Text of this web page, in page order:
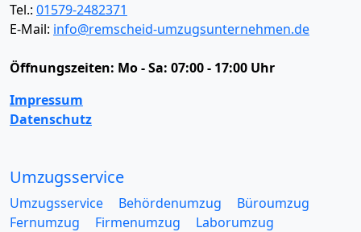
Tel.: 01579-2482371
E-Mail: info@remscheid-umzugsunternehmen.de
Öffnungszeiten: Mo - Sa: 07:00 - 17:00 Uhr
Impressum
Datenschutz
Umzugsservice
Umzugsservice Behördenumzug
Büroumzug
Fernumzug
Firmenumzug
Laborumzug